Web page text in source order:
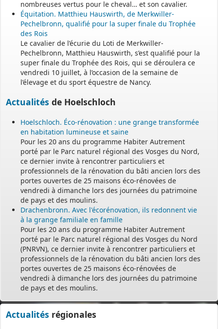
nombreuses vertus pour le cheval… et son cavalier.
Équitation. Matthieu Hauswirth, de Merkwiller-
Pechelbronn, qualifié pour la super finale du Trophée
des Rois
Le cavalier de l’écurie du Loti de Merkwiller-
Pechelbronn, Matthieu Hauswirth, s’est qualifié pour la
super finale du Trophée des Rois, qui se déroulera ce
vendredi 10 juillet, à l’occasion de la semaine de
l’élevage et du sport équestre de Nancy.
Actualités de Hoelschloch
Hoelschloch. Éco-rénovation : une grange transformée
en habitation lumineuse et saine
Pour les 20 ans du programme Habiter Autrement
porté par le Parc naturel régional des Vosges du Nord,
ce dernier invite à rencontrer particuliers et
professionnels de la rénovation du bâti ancien lors des
portes ouvertes de 25 maisons éco-rénovées de
vendredi à dimanche lors des journées du patrimoine
de pays et des moulins.
Drachenbronn. Avec l'écorénovation, ils redonnent vie
à la grange familiale en famille
Pour les 20 ans du programme Habiter Autrement
porté par le Parc naturel régional des Vosges du Nord
(PNRVN), ce dernier invite à rencontrer particuliers et
professionnels de la rénovation du bâti ancien lors des
portes ouvertes de 25 maisons éco-rénovées de
vendredi à dimanche lors des journées du patrimoine
de pays et des moulins.
Actualités régionales